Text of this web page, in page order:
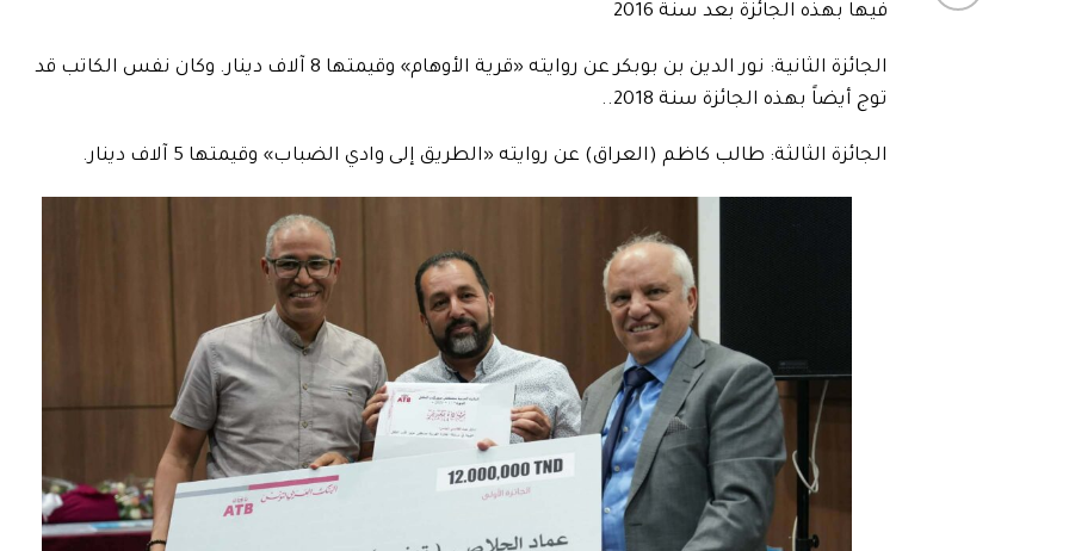
فيها بهذه الجائزة بعد سنة 2016
الجائزة الثانية: نور الدين بن بوبكر عن روايته «قرية الأوهام» وقيمتها 8 آلاف دينار. وكان نفس الكاتب قد
توج أيضاً بهذه الجائزة سنة 2018..
الجائزة الثالثة: طالب كاظم (العراق) عن روايته «الطريق إلى وادي الضباب» وقيمتها 5 آلاف دينار.